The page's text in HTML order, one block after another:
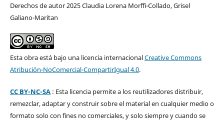
Derechos de autor 2025 Claudia Lorena Morffi-Collado, Grisel
Galiano-Maritan
Esta obra está bajo una licencia internacionalCreative Commons
Atribución-NoComercial-CompartirIgual 4.0.
CC BY-NC-SA: Esta licencia permite a los reutilizadores distribuir,
remezclar, adaptar y construir sobre el material en cualquier medio o
formato solo con fines no comerciales, y solo siempre y cuando se